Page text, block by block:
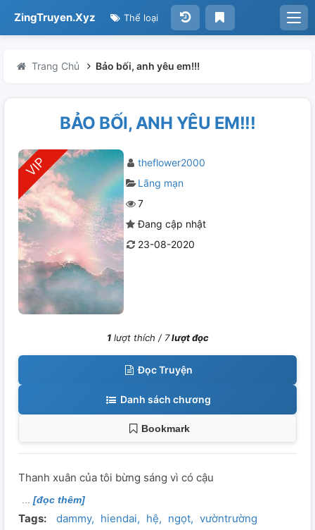
ZingTruyen.Xyz Thể loại
Trang Chủ Bảo bối, anh yêu em!!!
BẢO BỐI, ANH YÊU EM!!!
theflower2000
Lãng mạn
7
Đang cập nhật
23-08-2020
1lượt thích / 7lượt đọc
Đọc Truyện
Danh sách chương
Bookmark
Thanh xuân của tôi bừng sáng vì có cậu
[đọc thêm]
Tags: dammy hiendai hệ ngọt vườntrường